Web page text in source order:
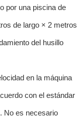
por una piscina de
de largo × 2 metros
del husillo
en la máquina
con el estándar
No es necesario